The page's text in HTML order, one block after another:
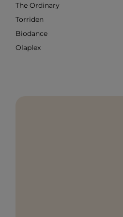
The Ordinary
Torriden
Biodance
Olaplex